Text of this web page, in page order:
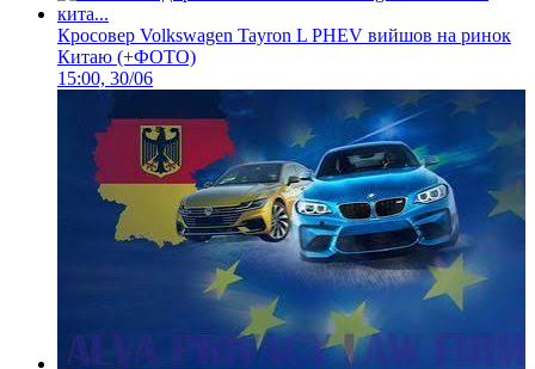
Кросовер Volkswagen Tayron L PHEV вийшов на ринок
Китаю (+ФОТО)
15:00, 30/06